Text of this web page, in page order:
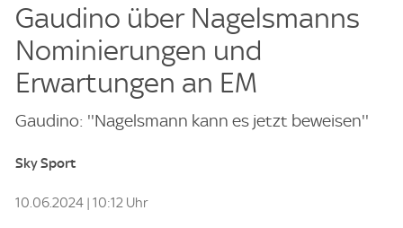
Gaudino über Nagelsmanns
Nominierungen und
Erwartungen an EM
Gaudino: ''Nagelsmann kann es jetzt beweisen''
Sky Sport
10.06.2024 | 10:12 Uhr